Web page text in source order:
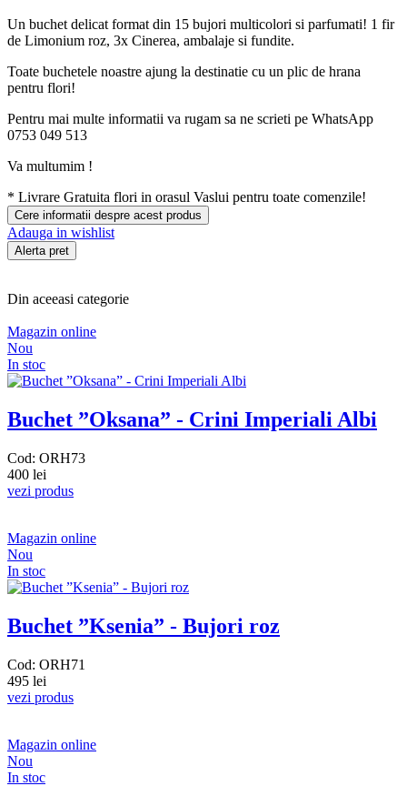
Un buchet delicat format din 15 bujori multicolori si parfumati! 1 fir
de Limonium roz, 3x Cinerea, ambalaje si fundite.
Toate buchetele noastre ajung la destinatie cu un plic de hrana
pentru flori!
Pentru mai multe informatii va rugam sa ne scrieti pe WhatsApp
0753 049 513
Va multumim !
* Livrare Gratuita flori in orasul Vaslui pentru toate comenzile!
Cere informatii despre acest produs
Adauga in wishlist
Alerta pret
Din aceeasi categorie
Magazin online
Nou
In stoc
Buchet ”Oksana” - Crini Imperiali Albi
Cod: ORH73
400 lei
vezi produs
Magazin online
Nou
In stoc
Buchet ”Ksenia” - Bujori roz
Cod: ORH71
495 lei
vezi produs
Magazin online
Nou
In stoc